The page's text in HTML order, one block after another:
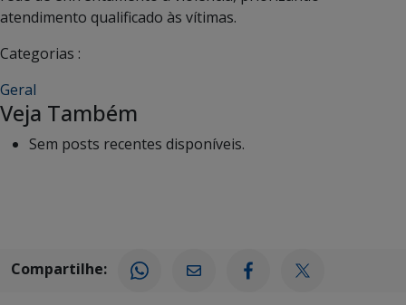
atendimento qualificado às vítimas.
Categorias :
Geral
Veja Também
Sem posts recentes disponíveis.
Compartilhe: